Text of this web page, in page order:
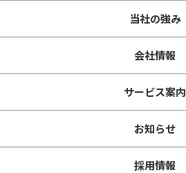
当社の強み
会社情報
サービス案内
お知らせ
採用情報
お知らせ